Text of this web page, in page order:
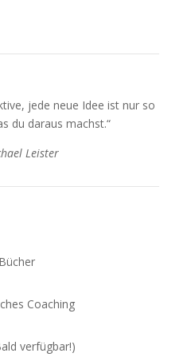
jede neue Idee ist nur so
du daraus machst.“
Leister
Bücher
Coaching
verfügbar!)